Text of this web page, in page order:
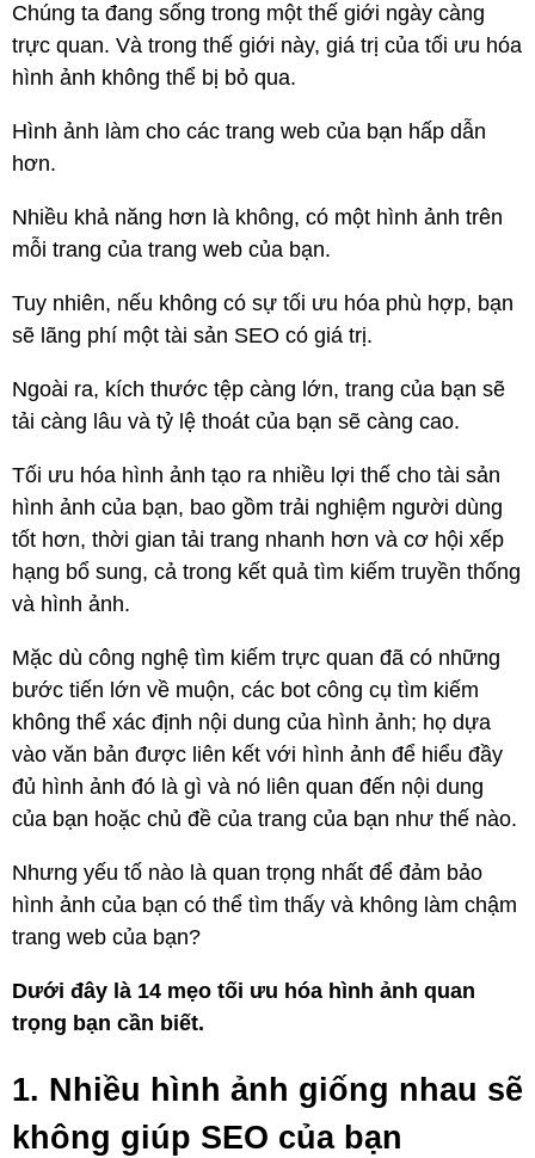
Chúng ta đang sống trong một thế giới ngày càng
trực quan. Và trong thế giới này, giá trị của tối ưu hóa
hình ảnh không thể bị bỏ qua.
Hình ảnh làm cho các trang web của bạn hấp dẫn
hơn.
Nhiều khả năng hơn là không, có một hình ảnh trên
mỗi trang của trang web của bạn.
Tuy nhiên, nếu không có sự tối ưu hóa phù hợp, bạn
sẽ lãng phí một tài sản SEO có giá trị.
Ngoài ra, kích thước tệp càng lớn, trang của bạn sẽ
tải càng lâu và tỷ lệ thoát của bạn sẽ càng cao.
Tối ưu hóa hình ảnh tạo ra nhiều lợi thế cho tài sản
hình ảnh của bạn, bao gồm trải nghiệm người dùng
tốt hơn, thời gian tải trang nhanh hơn và cơ hội xếp
hạng bổ sung, cả trong kết quả tìm kiếm truyền thống
và hình ảnh.
Mặc dù công nghệ tìm kiếm trực quan đã có những
bước tiến lớn về muộn, các bot công cụ tìm kiếm
không thể xác định nội dung của hình ảnh; họ dựa
vào văn bản được liên kết với hình ảnh để hiểu đầy
đủ hình ảnh đó là gì và nó liên quan đến nội dung
của bạn hoặc chủ đề của trang của bạn như thế nào.
Nhưng yếu tố nào là quan trọng nhất để đảm bảo
hình ảnh của bạn có thể tìm thấy và không làm chậm
trang web của bạn?
Dưới đây là 14 mẹo tối ưu hóa hình ảnh quan
trọng bạn cần biết.
1. Nhiều hình ảnh giống nhau sẽ
không giúp SEO của bạn